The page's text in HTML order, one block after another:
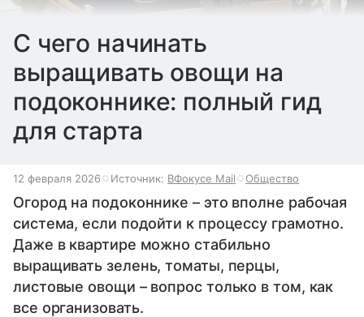
С чего начинать
выращивать овощи на
подоконнике: полный гид
для старта
12 февраля 2026 Источник: ВФокусе Mail Общество
Огород на подоконнике – это вполне рабочая
система, если подойти к процессу грамотно.
Даже в квартире можно стабильно
выращивать зелень, томаты, перцы,
листовые овощи – вопрос только в том, как
все организовать.